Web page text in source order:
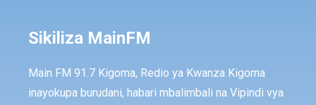
Sikiliza MainFM
Main FM 91.7 Kigoma, Redio ya Kwanza Kigoma
inayokupa burudani, habari mbalimbali na Vipindi vya